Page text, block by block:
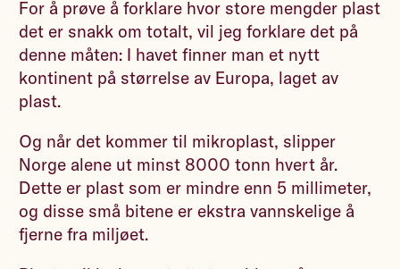
For å prøve å forklare hvor store mengder plast
det er snakk om totalt, vil jeg forklare det på
denne måten: I havet finner man et nytt
kontinent på størrelse av Europa, laget av
plast.
Og når det kommer til mikroplast, slipper
Norge alene ut minst 8000 tonn hvert år.
Dette er plast som er mindre enn 5 millimeter,
og disse små bitene er ekstra vannskelige å
fjerne fra miljøet.